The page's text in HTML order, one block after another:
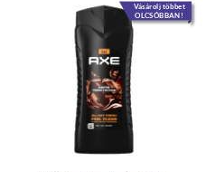
Vásárolj többet
OLCSÓBBAN!